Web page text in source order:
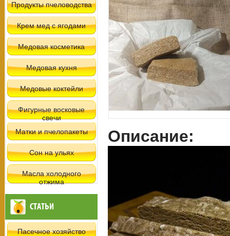
Продукты пчеловодства
Крем мед с ягодами
Медовая косметика
Медовая кухня
Медовые коктейли
Фигурные восковые
Матки и пчелопакеты
Сон на ульях
Масла холодного
СТАТЬИ
Пасечное хозяйство
Описание: